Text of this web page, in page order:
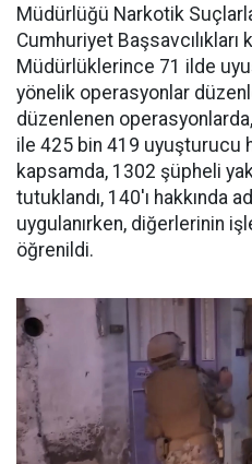
Müdürlüğü Narkotik
Cumhuriyet
Müdürlüklerince 71 ilde
yönelik operasyonlar
düzenlenen
ile 425 bin 419 uyuşturucu
kapsamda, 1302 şüpheli
tutuklandı, 140'ı hakkında
uygulanırken, diğerlerinin
öğrenildi.